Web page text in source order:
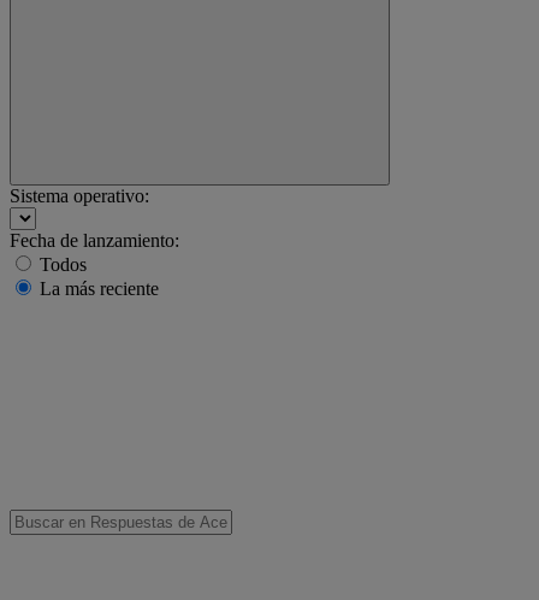
Sistema operativo:
Fecha de lanzamiento:
Todos
La más reciente